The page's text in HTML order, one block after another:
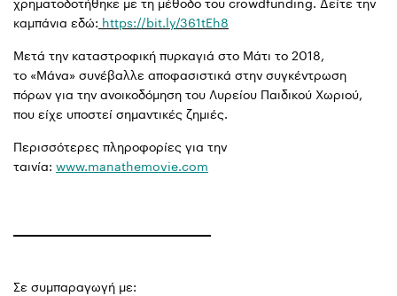
χρηματοδοτήθηκε με τη μέθοδο του crowdfunding. Δείτε την
καμπάνια εδώ: https://bit.ly/361tEh8
Μετά την καταστροφική πυρκαγιά στο Μάτι το 2018,
το «Μάνα» συνέβαλλε αποφασιστικά στην συγκέντρωση
πόρων για την ανοικοδόμηση του Λυρείου Παιδικού Χωριού,
που είχε υποστεί σημαντικές ζημιές.
Περισσότερες πληροφορίες για την
ταινία: www.manathemovie.com
Σε συμπαραγωγή με: